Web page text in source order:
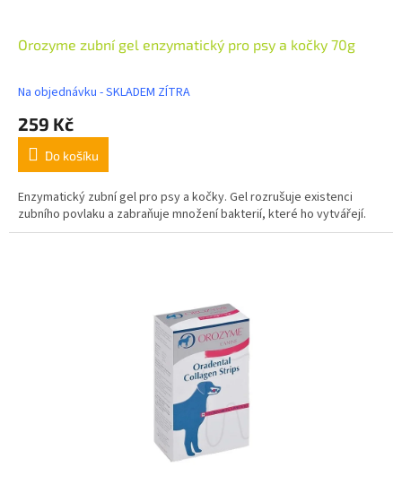
Orozyme zubní gel enzymatický pro psy a kočky 70g
Na objednávku - SKLADEM ZÍTRA
259 Kč
Do košíku
Enzymatický zubní gel pro psy a kočky. Gel rozrušuje existenci
zubního povlaku a zabraňuje množení bakterií, které ho vytvářejí.